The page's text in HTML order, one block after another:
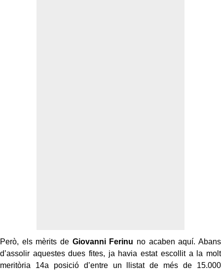
Però, els mèrits deGiovanni Ferinu no acaben aquí. Abans
d’assolir aquestes dues fites, ja havia estat escollit a la molt
meritòria 14a posició d’entre un llistat de més de 15.000